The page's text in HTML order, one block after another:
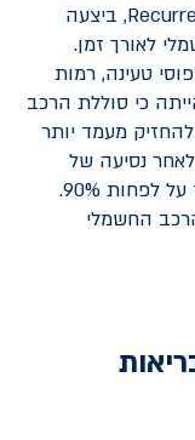
, ביצעה
לאורך זמן.
טעינה, רמות
כי סוללת הרכב
מעמד יותר
נסיעה של
של הסוללה עמד על לפחות 90%.
רק 1.5% מבעלי הרכב החשמלי